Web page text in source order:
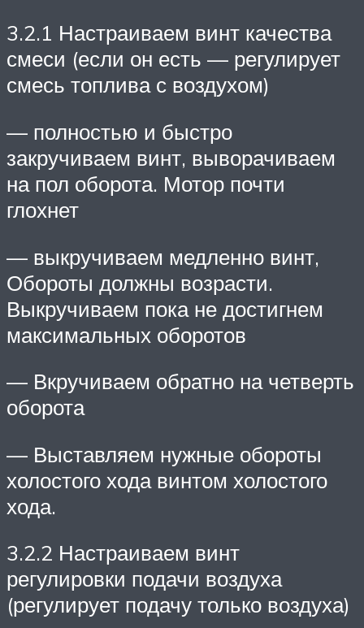
3.2.1 Настраиваем винт качества
смеси (если он есть — регулирует
смесь топлива с воздухом)
— полностью и быстро
закручиваем винт, выворачиваем
на пол оборота. Мотор почти
глохнет
— выкручиваем медленно винт,
Обороты должны возрасти.
Выкручиваем пока не достигнем
максимальных оборотов
— Вкручиваем обратно на четверть
оборота
— Выставляем нужные обороты
холостого хода винтом холостого
хода.
3.2.2 Настраиваем винт
регулировки подачи воздуха
(регулирует подачу только воздуха)